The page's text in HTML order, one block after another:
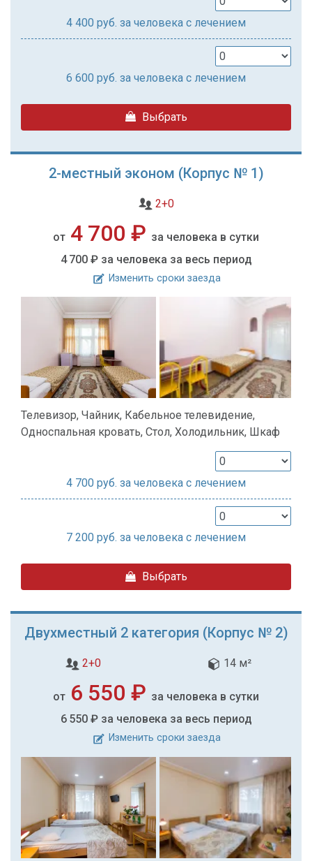
4 400 руб. за человека с лечением
6 600 руб. за человека с лечением
Выбрать
2-местный эконом (Корпус № 1)
2+0
от 4 700 ₽ за человека в сутки
4 700 ₽ за человека за весь период
Изменить сроки заезда
Телевизор, Чайник, Кабельное телевидение,
Односпальная кровать, Стол, Холодильник, Шкаф
4 700 руб. за человека с лечением
7 200 руб. за человека с лечением
Выбрать
Двухместный 2 категория (Корпус № 2)
2+0 14 м²
от 6 550 ₽ за человека в сутки
6 550 ₽ за человека за весь период
Изменить сроки заезда